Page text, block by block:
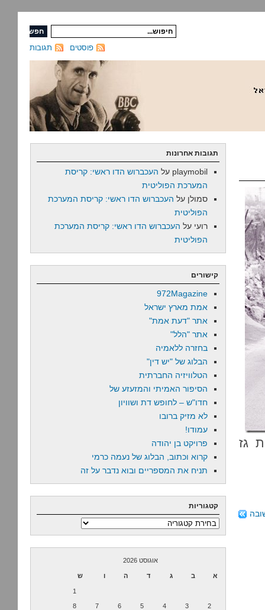
תגובות פוסטים
גז
תגובות אחרונות
playmobil על העכברוש הדו ראשי: קריסת
המערכת הפוליטית
סמולן על העכברוש הדו ראשי: קריסת המערכת
הפוליטית
רועי על העכברוש הדו ראשי: קריסת המערכת
הפוליטית
קישורים
972Magazine
אמת מארץ ישראל
אתר "דעת אמת"
אתר "הלל"
בחזרה ללאמיה
הבלוג של "יש דין"
הטלוויזיה החברתית
הסיפור האמיתי והמזעזע של
חדו"ש – לחופש דת ושוויון
לא מזיק ברובו
עמודו!
פרויקט בן יהודה
קרוא וכתוב, הבלוג של נעמה כרמי
תניח את המספריים ובוא נדבר על זה
קטגוריות
קטגוריות
אוגוסט 2026
א ב ג ד ה ו ש
1
2
3
4
5
6
7
8